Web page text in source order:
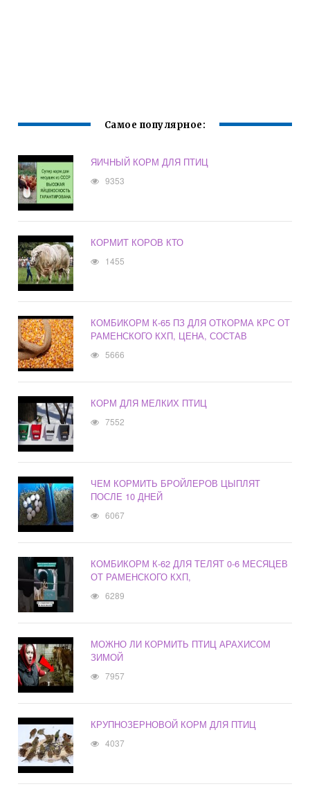
Самое популярное:
ЯИЧНЫЙ КОРМ ДЛЯ ПТИЦ
9353
КОРМИТ КОРОВ КТО
1455
КОМБИКОРМ К-65 ПЗ ДЛЯ ОТКОРМА КРС ОТ
РАМЕНСКОГО КХП, ЦЕНА, СОСТАВ
5666
КОРМ ДЛЯ МЕЛКИХ ПТИЦ
7552
ЧЕМ КОРМИТЬ БРОЙЛЕРОВ ЦЫПЛЯТ
ПОСЛЕ 10 ДНЕЙ
6067
КОМБИКОРМ К-62 ДЛЯ ТЕЛЯТ 0-6 МЕСЯЦЕВ
ОТ РАМЕНСКОГО КХП,
6289
МОЖНО ЛИ КОРМИТЬ ПТИЦ АРАХИСОМ
ЗИМОЙ
7957
КРУПНОЗЕРНОВОЙ КОРМ ДЛЯ ПТИЦ
4037